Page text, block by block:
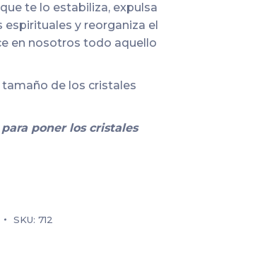
te lo estabiliza, expulsa
espirituales y reorganiza el
en nosotros todo aquello
tamaño de los cristales
poner los cristales
SKU:712